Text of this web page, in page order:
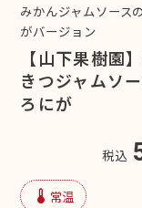
みかんジャムソース
がバージョン
【山下果樹園
きつジャムソ
ろにが
税込
device_thermostat 常温